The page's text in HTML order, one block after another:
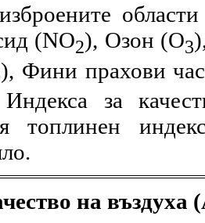
(NO2), Озон (O3
), Фини прахови
Индекса за
топлинен
на въздуха